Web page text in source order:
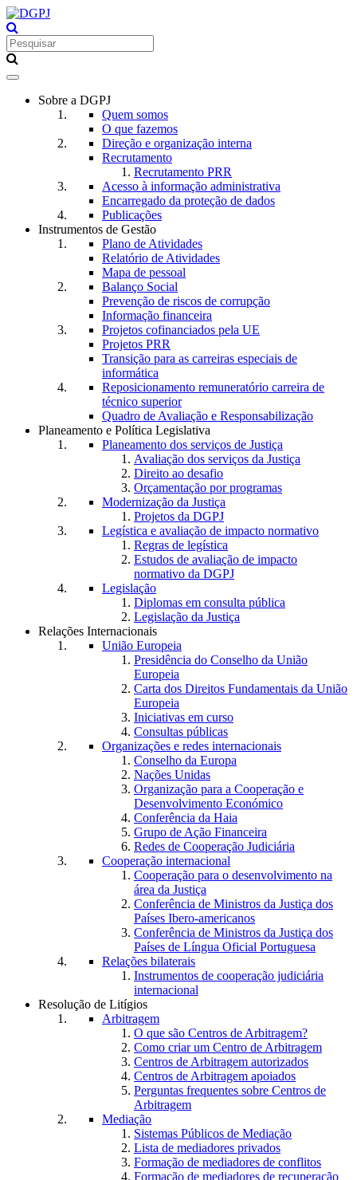
Toggle
navigationSobre a DGPJ
Quem somos
O que fazemos
Direção e organização interna
Recrutamento
Recrutamento PRR
Acesso à informação administrativa
Encarregado da proteção de dados
Publicações
Instrumentos de Gestão
Plano de Atividades
Relatório de Atividades
Mapa de pessoal
Balanço Social
Prevenção de riscos de corrupção
Informação financeira
Projetos cofinanciados pela UE
Projetos PRR
Transição para as carreiras especiais de
informática
Reposicionamento remuneratório carreira de
técnico superior
Quadro de Avaliação e Responsabilização
Planeamento e Política Legislativa
Planeamento dos serviços de Justiça
Avaliação dos serviços da Justiça
Direito ao desafio
Orçamentação por programas
Modernização da Justiça
Projetos da DGPJ
Legística e avaliação de impacto normativo
Regras de legística
Estudos de avaliação de impacto
normativo da DGPJ
Legislação
Diplomas em consulta pública
Legislação da Justiça
Relações Internacionais
União Europeia
Presidência do Conselho da União
Europeia
Carta dos Direitos Fundamentais da União
Europeia
Iniciativas em curso
Consultas públicas
Organizações e redes internacionais
Conselho da Europa
Nações Unidas
Organização para a Cooperação e
Desenvolvimento Económico
Conferência da Haia
Grupo de Ação Financeira
Redes de Cooperação Judiciária
Cooperação internacional
Cooperação para o desenvolvimento na
área da Justiça
Conferência de Ministros da Justiça dos
Países Ibero-americanos
Conferência de Ministros da Justiça dos
Países de Língua Oficial Portuguesa
Relações bilaterais
Instrumentos de cooperação judiciária
internacional
Resolução de Litígios
Arbitragem
O que são Centros de Arbitragem?
Como criar um Centro de Arbitragem
Centros de Arbitragem autorizados
Centros de Arbitragem apoiados
Perguntas frequentes sobre Centros de
Arbitragem
Mediação
Sistemas Públicos de Mediação
Lista de mediadores privados
Formação de mediadores de conflitos
Formação de mediadores de recuperação